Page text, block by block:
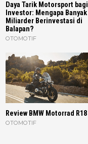
Daya Tarik Motorsport bagi
Investor: Mengapa Banyak
Miliarder Berinvestasi di
Balapan?
OTOMOTIF
Review BMW Motorrad R18
OTOMOTIF